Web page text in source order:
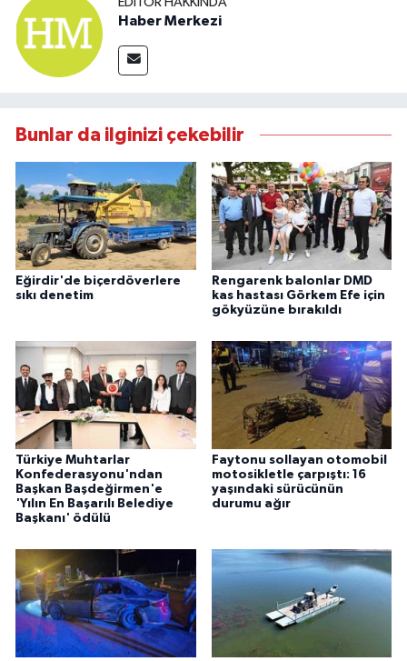
Haber Merkezi
Bunlar da ilginizi çekebilir
Eğirdir'de biçerdöverlere
sıkı denetim
Rengarenk balonlar DMD
kas hastası Görkem Efe için
gökyüzüne bırakıldı
Türkiye Muhtarlar
Konfederasyonu'ndan
Başkan Başdeğirmen'e
'Yılın En Başarılı Belediye
Başkanı' ödülü
Faytonu sollayan otomobil
motosikletle çarpıştı: 16
yaşındaki sürücünün
durumu ağır